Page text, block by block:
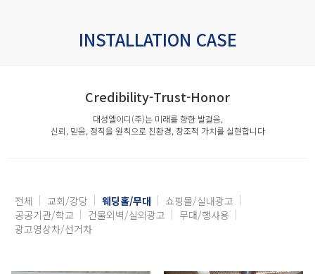
INSTALLATION CASE
Credibility-Trust-Honor
대성엘이디(주)는 미래를 향한 발걸음,
신뢰, 믿음, 정직을 원칙으로 친환경, 창조적 가치를 실현합니다
전체 교회/강당 웨딩홀/무대
쇼핑몰/실내광고
공공기관/학교
건물외벽/실외광고
무대/행사용
광고영상차/선거차